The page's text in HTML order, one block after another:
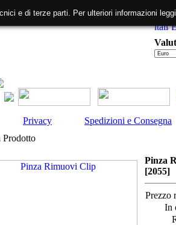
Privacy Spedizioni e Consegna
Prodotto
Pinza
[2055]
Prezzo
In
e di terze parti. Per ulteriori informazioni